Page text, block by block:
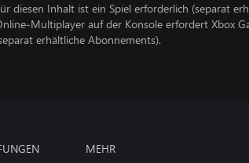
diesen Inhalt ist ein Spiel erforderlich (separat
Multiplayer auf der Konsole erfordert Xbox
erhältliche Abonnements).
MEHR